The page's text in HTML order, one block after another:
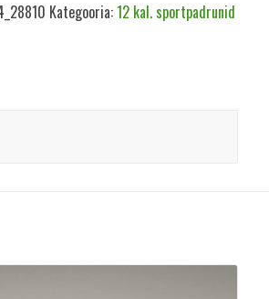
Kategooria:12 kal. sportpadrunid